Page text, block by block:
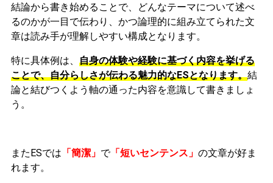
結論から書き始めることで、どんなテーマについて述べ
るのかが一目で伝わり、かつ論理的に組み立てられた文
章は読み手が理解しやすい構成となります。
特に具体例は、 自身の体験や経験に基づく内容を挙げる
ことで、自分らしさが伝わる魅力的なESとなります。結
論と結びつくよう軸の通った内容を意識して書きましょ
う。
またESでは 「簡潔」 で「短いセンテンス」 の文章が好ま
れます。